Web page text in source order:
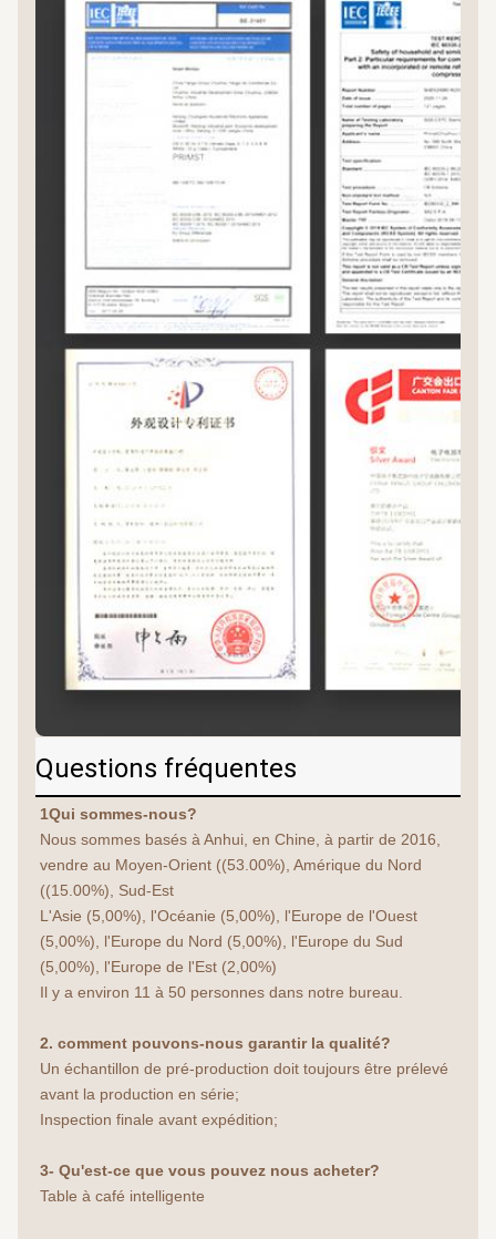
Questions fréquentes
1Qui sommes-nous?
Nous sommes basés à Anhui, en Chine, à partir de 2016,
vendre au Moyen-Orient ((53.00%), Amérique du Nord
((15.00%), Sud-Est
L'Asie (5,00%), l'Océanie (5,00%), l'Europe de l'Ouest
(5,00%), l'Europe du Nord (5,00%), l'Europe du Sud
(5,00%), l'Europe de l'Est (2,00%)
Il y a environ 11 à 50 personnes dans notre bureau.
2. comment pouvons-nous garantir la qualité?
Un échantillon de pré-production doit toujours être prélevé
avant la production en série;
Inspection finale avant expédition;
3- Qu'est-ce que vous pouvez nous acheter?
Table à café intelligente